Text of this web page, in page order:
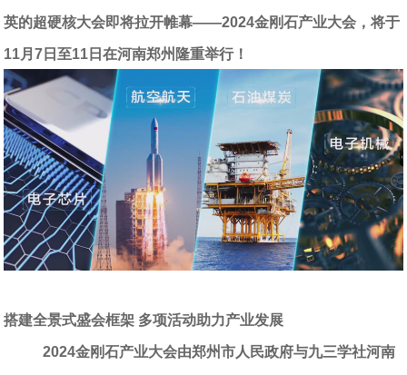
英的超硬核大会即将拉开帷幕——2024金刚石产业大会，将于
11月7 日至11 日在河南郑州隆重举行！
搭建全景式盛会框架 多项活动助力产业发展
2024金刚石产业大会由郑州市人民政府与九三学社河南